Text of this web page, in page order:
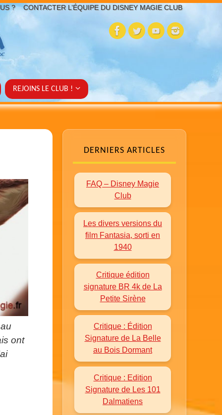
? CONTACTER L’ÉQUIPE DU DISNEY MAGIE CLUB
REJOINS LE CLUB !
ont
DERNIERS ARTICLES
FAQ – Disney Magie
Club
Les divers versions du
film Fantasia, sorti en
1940
Critique édition
signature BR 4k de La
Petite Sirène
Critique : Édition
Signature de La Belle
au Bois Dormant
Critique : Edition
Signature de Les 101
Dalmatiens